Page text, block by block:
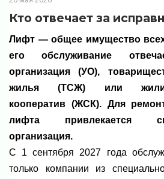
Кто отвечает за
Лифт — общее имущество
его обслуживание
организация (УО),
жилья (ТСЖ) или
кооператив (ЖСК). Для
лифта привлекается
организация.
С 1 сентября 2027 года
только компании из